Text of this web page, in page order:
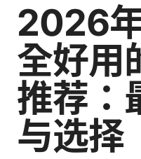
2026
全好用
推荐：
与选择